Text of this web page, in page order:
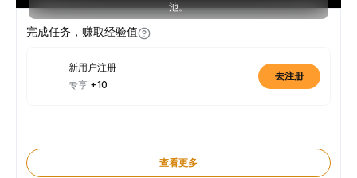
池。
完成任务，赚取经验值
新用户注册
专享 +10
去注册
查看更多